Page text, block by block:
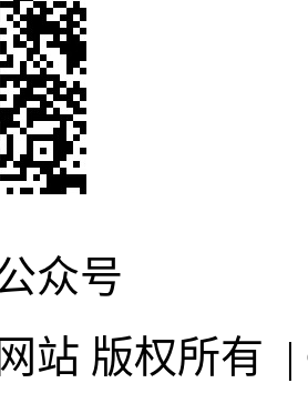
众号
站 版权所有